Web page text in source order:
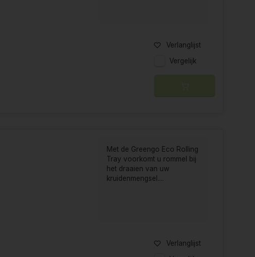
Verlanglijst
Vergelijk
Met de Greengo Eco Rolling
Tray voorkomt u rommel bij
het draaien van uw
kruidenmengsel....
Verlanglijst